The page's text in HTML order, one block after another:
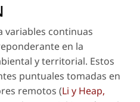
variables continuas
en la
y territorial. Estos
puntuales tomadas en
remotos (Li y Heap,